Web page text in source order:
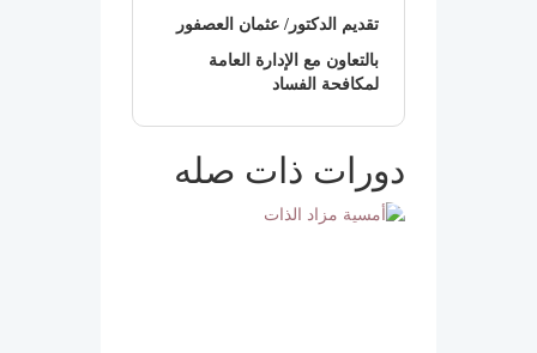
تقديم الدكتور/ عثمان العصفور
بالتعاون مع الإدارة العامة
لمكافحة الفساد
دورات ذات صله